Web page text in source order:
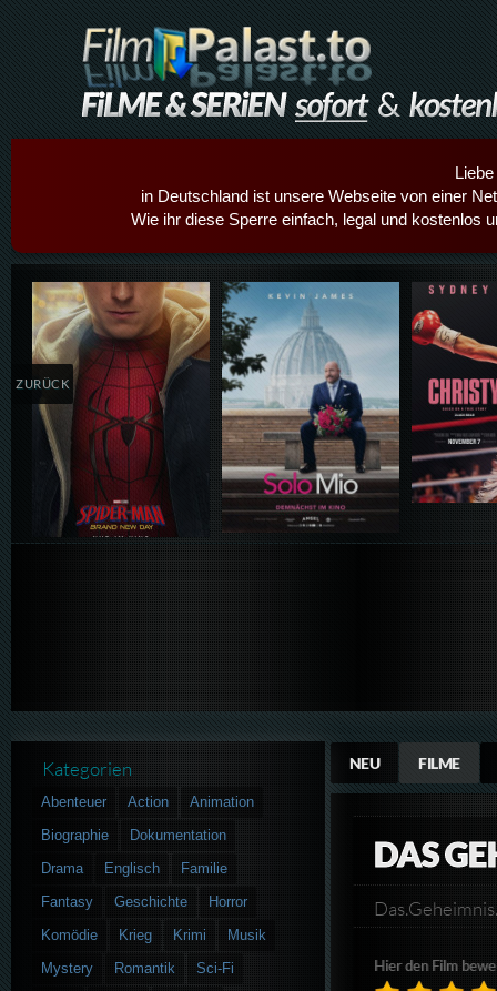
in Deutschland ist unsere Webseite von einer
Wie ihr diese Sperre einfach, legal und kostenlos
Details,Play Details,Play
ZURÜCK
NEU FILME
DAS
Hier den Film
Kategorien
Abenteuer Action
Animation
Biographie
Dokumentation
Drama
Englisch
Familie
Fantasy
Geschichte
Horror
Komödie
Krieg Krimi
Musik
Mystery
Romantik
Sci-Fi